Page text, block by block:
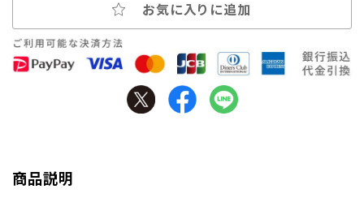
お気に入りに追加
商品説明